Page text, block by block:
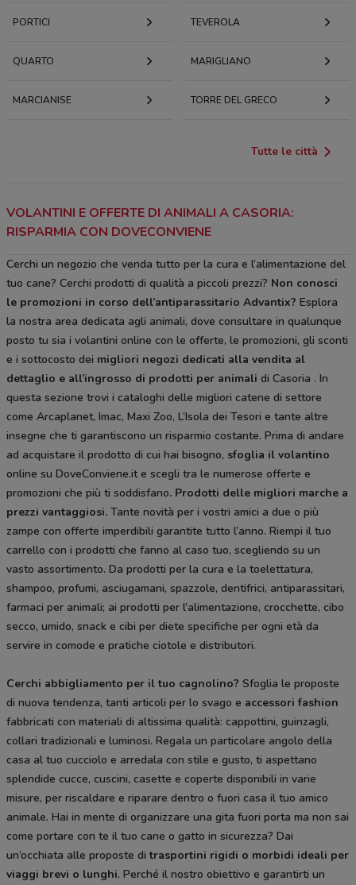
PORTICI TEVEROLA
QUARTO MARIGLIANO
MARCIANISE TORRE DEL GRECO
Tutte le città
VOLANTINI E OFFERTE DI ANIMALI A CASORIA:
RISPARMIA CON DOVECONVIENE
Cerchi un negozio che venda tutto per la cura e l’alimentazione del
tuo cane? Cerchi prodotti di qualità a piccoli prezzi? Non conosci
le promozioni in corso dell’antiparassitario Advantix? Esplora
la nostra area dedicata agli animali, dove consultare in qualunque
posto tu sia i volantini online con le offerte, le promozioni, gli sconti
e i sottocosto dei migliori negozi dedicati alla vendita al
dettaglio e all’ingrosso di prodotti per animali di Casoria . In
questa sezione trovi i cataloghi delle migliori catene di settore
come Arcaplanet, Imac, Maxi Zoo, L’Isola dei Tesori e tante altre
insegne che ti garantiscono un risparmio costante. Prima di andare
ad acquistare il prodotto di cui hai bisogno, sfoglia il volantino
online su DoveConviene.it e scegli tra le numerose offerte e
promozioni che più ti soddisfano. Prodotti delle migliori marche a
prezzi vantaggiosi. Tante novità per i vostri amici a due o più
zampe con offerte imperdibili garantite tutto l’anno. Riempi il tuo
carrello con i prodotti che fanno al caso tuo, scegliendo su un
vasto assortimento. Da prodotti per la cura e la toelettatura,
shampoo, profumi, asciugamani, spazzole, dentifrici, antiparassitari,
farmaci per animali; ai prodotti per l’alimentazione, crocchette, cibo
secco, umido, snack e cibi per diete specifiche per ogni età da
servire in comode e pratiche ciotole e distributori.
Cerchi abbigliamento per il tuo cagnolino? Sfoglia le proposte
di nuova tendenza, tanti articoli per lo svago e accessori fashion
fabbricati con materiali di altissima qualità: cappottini, guinzagli,
collari tradizionali e luminosi. Regala un particolare angolo della
casa al tuo cucciolo e arredala con stile e gusto, ti aspettano
splendide cucce, cuscini, casette e coperte disponibili in varie
misure, per riscaldare e riparare dentro o fuori casa il tuo amico
animale. Hai in mente di organizzare una gita fuori porta ma non sai
come portare con te il tuo cane o gatto in sicurezza? Dai
un’occhiata alle proposte ditrasportini rigidi o morbidi ideali per
viaggi brevi o lunghi. Perché il nostro obiettivo e garantirti un